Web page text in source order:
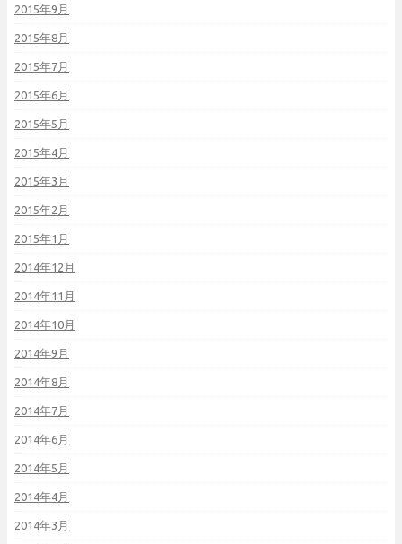
2015年9月
2015年8月
2015年7月
2015年6月
2015年5月
2015年4月
2015年3月
2015年2月
2015年1月
2014年12月
2014年11月
2014年10月
2014年9月
2014年8月
2014年7月
2014年6月
2014年5月
2014年4月
2014年3月